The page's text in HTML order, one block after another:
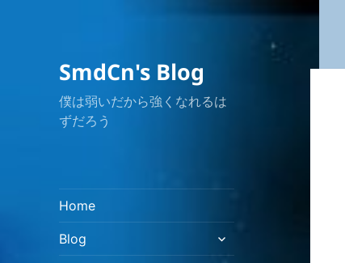
SmdCn's Blog
僕は弱いだから強くなれるは
ずだろう
Home
Blog
展
开